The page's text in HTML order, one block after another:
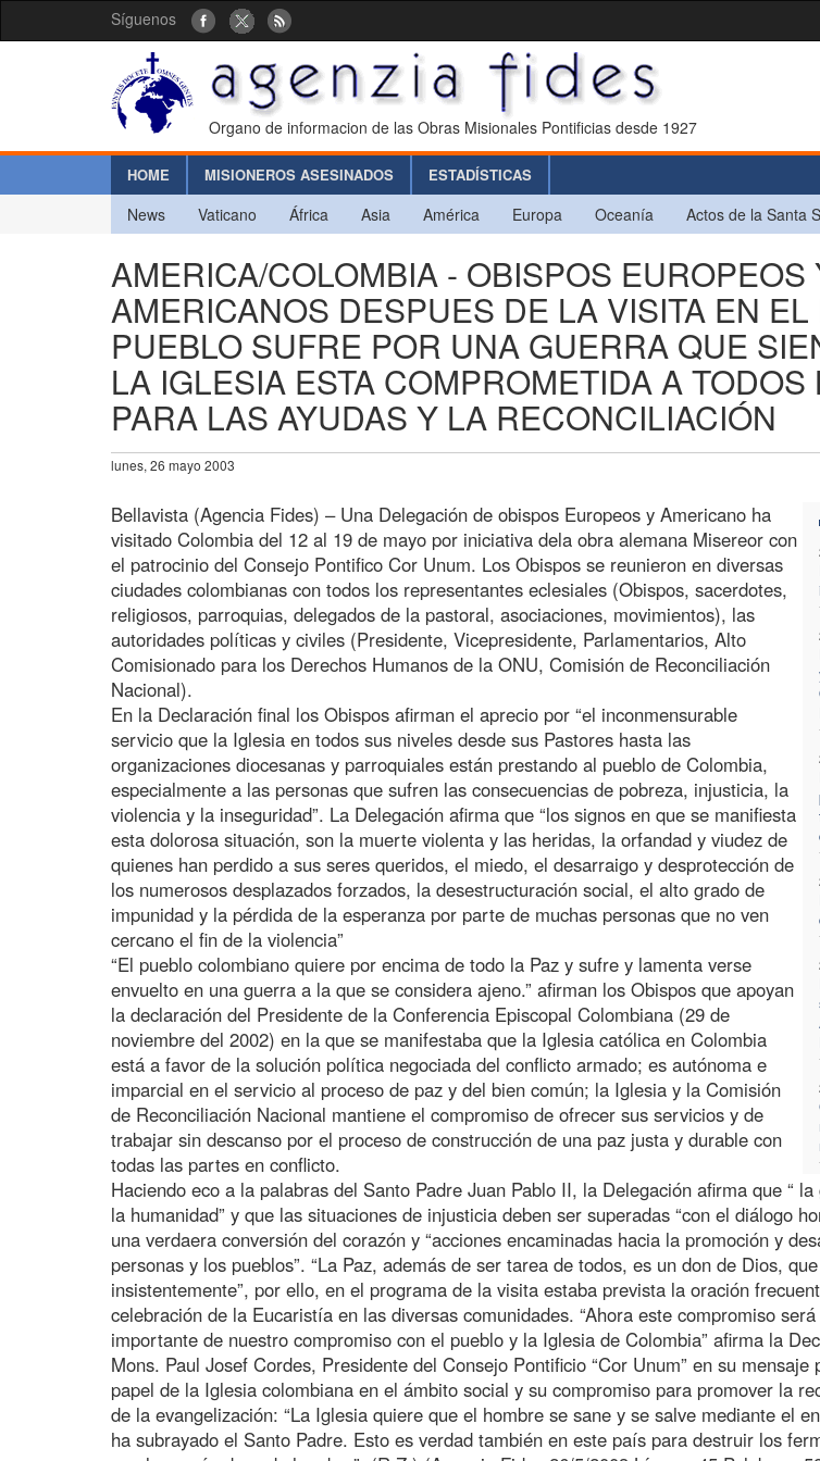
Síguenos
Organo de informacion de las Obras Misionales Pontificias desde 1927
HOME MISIONEROS ASESINADOS ESTADÍSTICAS
News Vaticano África Asia América Europa Oceanía Actos de la Santa
AMERICA/COLOMBIA - OBISPOS EUROPEOS
AMERICANOS DESPUES DE LA VISITA EN EL
PUEBLO SUFRE POR UNA GUERRA QUE
LA IGLESIA ESTA COMPROMETIDA A
PARA LAS AYUDAS Y LA RECONCILIACIÓN
lunes, 26 mayo 2003
Bellavista (Agencia Fides) – Una Delegación de obispos Europeos y Americano ha
visitado Colombia del 12 al 19 de mayo por iniciativa dela obra alemana Misereor con
el patrocinio del Consejo Pontifico Cor Unum. Los Obispos se reunieron en diversas
ciudades colombianas con todos los representantes eclesiales (Obispos, sacerdotes,
religiosos, parroquias, delegados de la pastoral, asociaciones, movimientos), las
autoridades políticas y civiles (Presidente, Vicepresidente, Parlamentarios, Alto
Comisionado para los Derechos Humanos de la ONU, Comisión de Reconciliación
Nacional).
En la Declaración final los Obispos afirman el aprecio por “el inconmensurable
servicio que la Iglesia en todos sus niveles desde sus Pastores hasta las
organizaciones diocesanas y parroquiales están prestando al pueblo de Colombia,
especialmente a las personas que sufren las consecuencias de pobreza, injusticia, la
violencia y la inseguridad”. La Delegación afirma que “los signos en que se manifiesta
esta dolorosa situación, son la muerte violenta y las heridas, la orfandad y viudez de
quienes han perdido a sus seres queridos, el miedo, el desarraigo y desprotección de
los numerosos desplazados forzados, la desestructuración social, el alto grado de
impunidad y la pérdida de la esperanza por parte de muchas personas que no ven
cercano el fin de la violencia”
“El pueblo colombiano quiere por encima de todo la Paz y sufre y lamenta verse
envuelto en una guerra a la que se considera ajeno.” afirman los Obispos que apoyan
la declaración del Presidente de la Conferencia Episcopal Colombiana (29 de
noviembre del 2002) en la que se manifestaba que la Iglesia católica en Colombia
está a favor de la solución política negociada del conflicto armado; es autónoma e
imparcial en el servicio al proceso de paz y del bien común; la Iglesia y la Comisión
de Reconciliación Nacional mantiene el compromiso de ofrecer sus servicios y de
trabajar sin descanso por el proceso de construcción de una paz justa y durable con
todas las partes en conflicto.
Haciendo eco a la palabras del Santo Padre Juan Pablo II, la Delegación afirma que “
la humanidad” y que las situaciones de injusticia deben ser superadas “con el diálogo
una verdaera conversión del corazón y “acciones encaminadas hacia la promoción y
personas y los pueblos”. “La Paz, además de ser tarea de todos, es un don de Dios,
insistentemente”, por ello, en el programa de la visita estaba prevista la oración
celebración de la Eucaristía en las diversas comunidades. “Ahora este compromiso
importante de nuestro compromiso con el pueblo y la Iglesia de Colombia” afirma la
Mons. Paul Josef Cordes, Presidente del Consejo Pontificio “Cor Unum” en su mensaje
papel de la Iglesia colombiana en el ámbito social y su compromiso para promover la
de la evangelización: “La Iglesia quiere que el hombre se sane y se salve mediante el
ha subrayado el Santo Padre. Esto es verdad también en este país para destruir los